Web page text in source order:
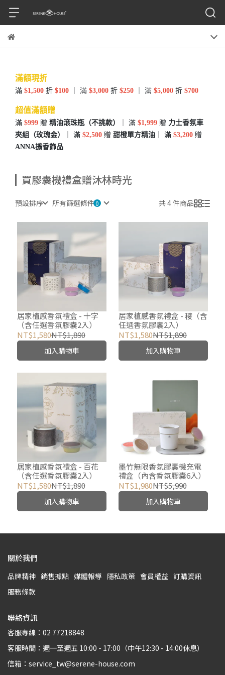
滿額現折
滿 $1,500 折 $100 ｜ 滿 $3,000 折 $250 ｜ 滿 $5,000 折 $700
超值滿額贈
滿 $999 贈 精油滾珠瓶（不挑款） ｜ 滿 $1,999 贈 力士香氛車
夾組（玫瑰金）
｜ 滿 $2,500 贈 甜橙單方精油 ｜ 滿 $3,200 贈
ANNA擴香飾品
買膠囊機禮盒贈沐林時光
預設排序 所有篩選條件 共 4 件商品
居家植感香氛禮盒 - 十字
（含任選香氛膠囊2入）
NT$1,580NT$1,890
加入購物車
居家植感香氛禮盒 - 稜（含
任選香氛膠囊2入）
NT$1,580NT$1,890
加入購物車
居家植感香氛禮盒 - 百花
（含任選香氛膠囊2入）
NT$1,580NT$1,890
加入購物車
墨竹無限香氛膠囊機充電
禮盒（內含香氛膠囊6入）
NT$1,980NT$5,990
加入購物車
關於我們
品牌精神 銷售據點 媒體報導 隱私政策 會員權益 訂購資訊
服務條款
聯絡資訊
客服專線：02 77218848
客服時間：週一至週五 10:00 - 17:00（中午12:30 - 14:00休息）
信箱：service_tw@serene-house.com